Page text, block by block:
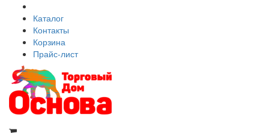
Каталог
Контакты
Корзина
Прайс-лист